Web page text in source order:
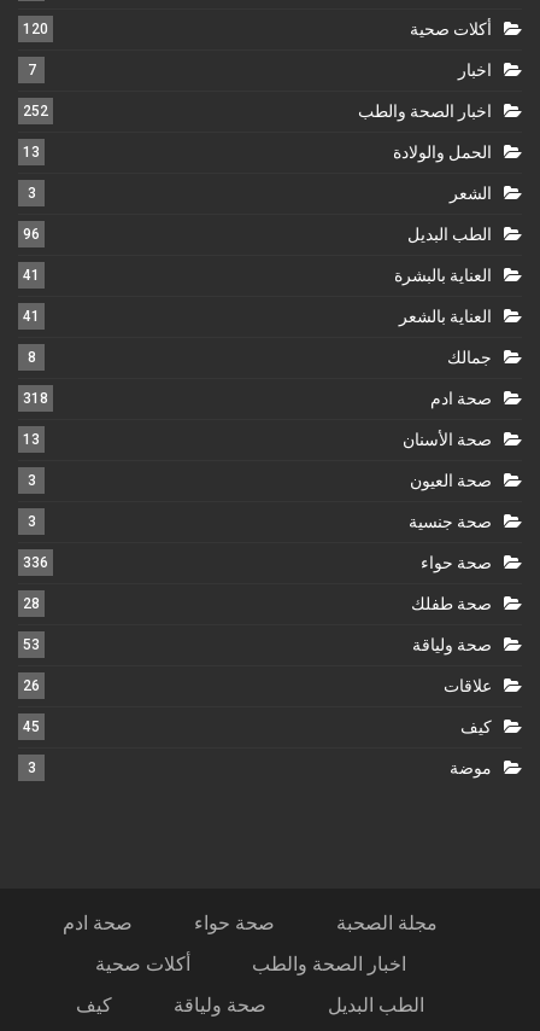
أكلات صحية 120
اخبار 7
اخبار الصحة والطب 252
الحمل والولادة 13
الشعر 3
الطب البديل 96
العناية بالبشرة 41
العناية بالشعر 41
جمالك 8
صحة ادم 318
صحة الأسنان 13
صحة العيون 3
صحة جنسية 3
صحة حواء 336
صحة طفلك 28
صحة ولياقة 53
علاقات 26
كيف 45
موضة 3
مجلة الصحبة صحة حواء
صحة ادم
اخبار الصحة والطب
أكلات صحية
الطب البديل
صحة ولياقة
كيف